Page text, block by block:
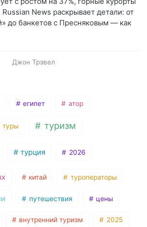
Russian News раскрывает детали: от
до банкетов с Пресняковым — как
Джон Трэвел
египет атор
туры туризм
турция 2026
китай туроператоры
путешествия цены
внутренний туризм 2025